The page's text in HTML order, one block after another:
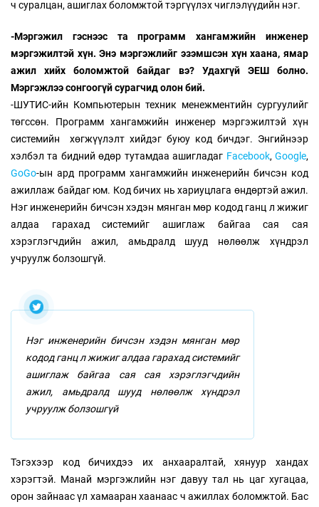
ч суралцан, ашиглах боломжтой тэргүүлэх чиглэлүүдийн нэг.
-Мэргэжил гэснээс та программ хангамжийн инженер
мэргэжилтэй хүн. Энэ мэргэжлийг эзэмшсэн хүн хаана, ямар
ажил хийх боломжтой байдаг вэ? Удахгүй ЭЕШ болно.
Мэргэжлээ сонгоогүй сурагчид олон бий.
-ШУТИС-ийн Компьютерын техник менежментийн сургуулийг
төгссөн. Программ хангамжийн инженер мэргэжилтэй хүн
системийн хөгжүүлэлт хийдэг буюу код бичдэг. Энгийнээр
хэлбэл та бидний өдөр тутамдаа ашигладаг Facebook,Google,
GoGo-ын ард программ хангамжийн инженерийн бичсэн код
ажиллаж байдаг юм. Код бичих нь хариуцлага өндөртэй ажил.
Нэг инженерийн бичсэн хэдэн мянган мөр кодод ганц л жижиг
алдаа гарахад системийг ашиглаж байгаа сая сая
хэрэглэгчдийн ажил, амьдралд шууд нөлөөлж хүндрэл
учруулж болзошгүй.
Нэг инженерийн бичсэн хэдэн мянган мөр
кодод ганц л жижиг алдаа гарахад системийг
ашиглаж байгаа сая сая хэрэглэгчдийн
ажил, амьдралд шууд нөлөөлж хүндрэл
учруулж болзошгүй
Тэгэхээр код бичихдээ их анхааралтай, хянуур хандах
хэрэгтэй. Манай мэргэжлийн нэг давуу тал нь цаг хугацаа,
орон зайнаас үл хамааран хаанаас ч ажиллах боломжтой. Бас